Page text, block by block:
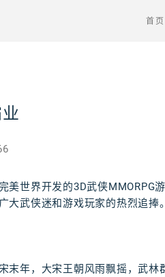
首页
美世界开发的3D武侠MMORPG
大武侠迷和游戏玩家的热烈追捧。
末年，大宋王朝风雨飘摇，武